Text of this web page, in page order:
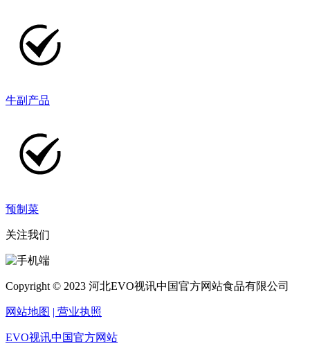
牛副产品
预制菜
关注我们
Copyright © 2023 河北EVO视讯中国官方网站食品有限公司
网站地图 | 营业执照
EVO视讯中国官方网站